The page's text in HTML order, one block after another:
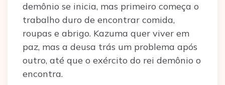
demônio se inicia, mas primeiro começa o
trabalho duro de encontrar comida,
roupas e abrigo. Kazuma quer viver em
paz, mas a deusa trás um problema após
outro, até que o exército do rei demônio o
encontra.